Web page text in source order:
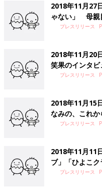
2018年11月27
ゃない」 母親
されました
プレスリリース
2018年11月20
笑果のインタ
プレスリリース
2018年11月15
なみの、これ
いたしました
プレスリリース
2018年11月11
ブ」「ひよこ
プレスリリース